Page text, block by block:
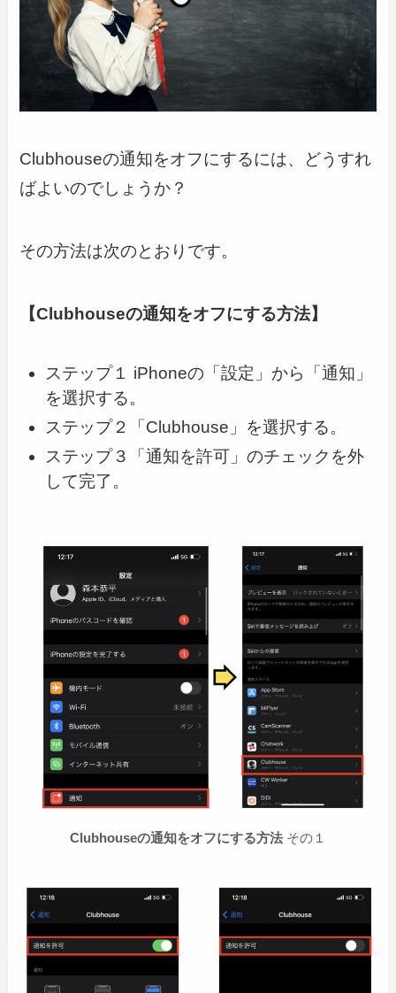
Clubhouseの通知をオフにするには、どうすれ
ばよいのでしょうか？
その方法は次のとおりです。
【Clubhouseの通知をオフにする方法】
ステップ１ iPhoneの「設定」から「通知」
を選択する。
ステップ２「Clubhouse」を選択する。
ステップ３「通知を許可」のチェックを外
して完了。
Clubhouseの通知をオフにする方法 その１